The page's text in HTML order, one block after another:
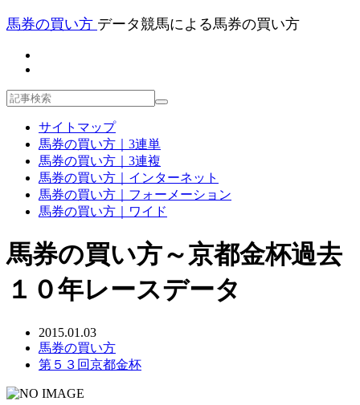
馬券の買い方 データ競馬による馬券の買い方
サイトマップ
馬券の買い方｜3連単
馬券の買い方｜3連複
馬券の買い方｜インターネット
馬券の買い方｜フォーメーション
馬券の買い方｜ワイド
馬券の買い方～京都金杯過去
１０年レースデータ
2015.01.03
馬券の買い方
第５３回京都金杯